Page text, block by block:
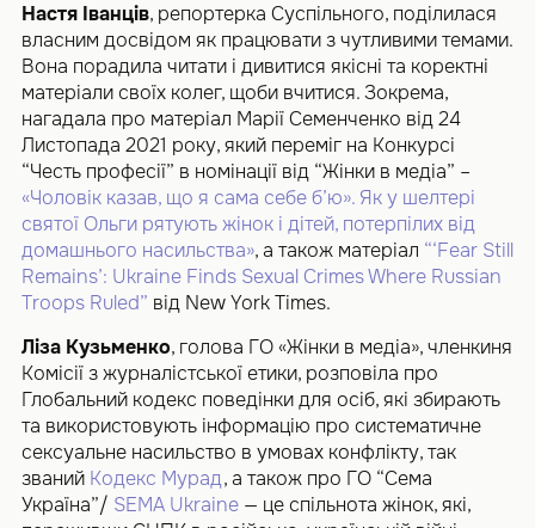
Настя Іванців, репортерка Суспільного, поділилася
власним досвідом як працювати з чутливими темами.
Вона порадила читати і дивитися якісні та коректні
матеріали своїх колег, щоби вчитися. Зокрема,
нагадала про матеріал Марії Семенченко від 24
Листопада 2021 року, який переміг на Конкурсі
“Честь професії” в номінації від “Жінки в медіа” –
«Чоловік казав, що я сама себе б’ю». Як у шелтері
святої Ольги рятують жінок і дітей, потерпілих від
домашнього насильства», а також матеріал “‘Fear Still
Remains’: Ukraine Finds Sexual Crimes Where Russian
Troops Ruled” від New York Times.
Ліза Кузьменко, голова ГО «Жінки в медіа», членкиня
Комісії з журналістської етики, розповіла про
Глобальний кодекс поведінки для осіб, які збирають
та використовують інформацію про систематичне
сексуальне насильство в умовах конфлікту, так
званий Кодекс Мурад, а також про ГО “Сема
Україна”/ SEMA Ukraine — це спільнота жінок, які,